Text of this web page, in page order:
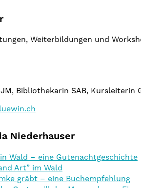
Weiterbildungen und
Bibliothekarin SAB, Kursleiterin
Niederhauser
Wald – eine Gutenachtgeschichte
Art” im Wald
gräbt – eine Buchempfehlung